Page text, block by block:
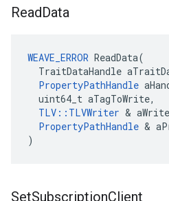
ReadData
WEAVE_ERROR ReadData(
TraitDataHandle
PropertyPathHandle
  uint64_t aTagToWrite,
TLV::TLVWriter &
PropertyPathHandle &
)
SetSubscriptionClient